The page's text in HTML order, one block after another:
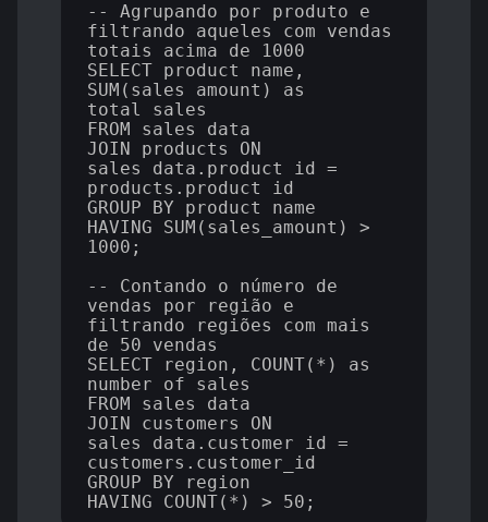
-- Agrupando por produto e
filtrando aqueles com vendas
totais acima de 1000
SELECT product_name,
SUM(sales_amount) as
total_sales
FROM sales_data
JOIN products ON
sales_data.product_id =
products.product_id
GROUP BY product_name
HAVING SUM(sales_amount) >
1000;
-- Contando o número de
vendas por região e
filtrando regiões com mais
de 50 vendas
SELECT region, COUNT(*) as
number_of_sales
FROM sales_data
JOIN customers ON
sales_data.customer_id =
customers.customer_id
GROUP BY region